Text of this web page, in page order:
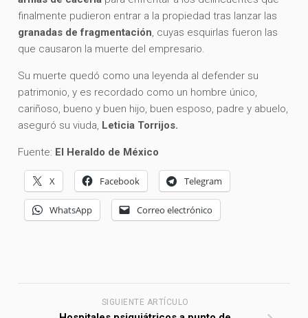
finalmente pudieron entrar a la propiedad tras lanzar las
granadas de fragmentación, cuyas esquirlas fueron las
que causaron la muerte del empresario.
Su muerte quedó como una leyenda al defender su
patrimonio, y es recordado como un hombre único,
cariñoso, bueno y buen hijo, buen esposo, padre y abuelo,
aseguró su viuda, Leticia Torrijos.
Fuente: El Heraldo de México
X Facebook Telegram
WhatsApp Correo electrónico
SIGUIENTE ARTÍCULO